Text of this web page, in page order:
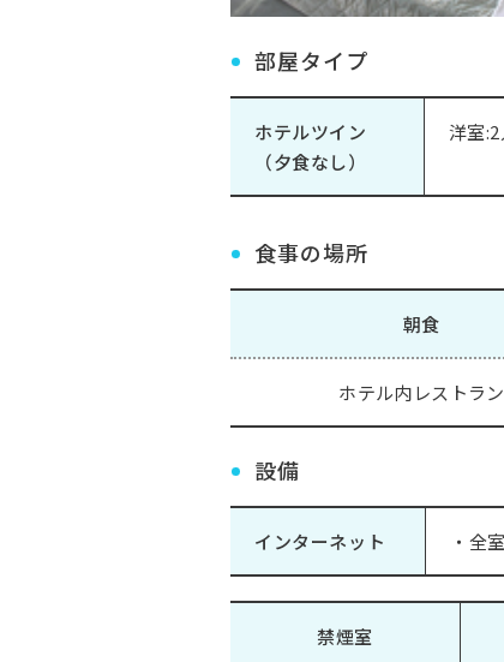
部屋タイプ
ホテルツイン
（夕食なし）
洋室:2
食事の場所
朝食
ホテル内レストラン
設備
インターネット ・全
禁煙室